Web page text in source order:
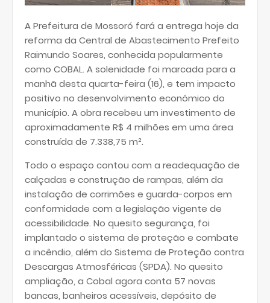
A Prefeitura de Mossoró fará a entrega hoje da
reforma da Central de Abastecimento Prefeito
Raimundo Soares, conhecida popularmente
como COBAL. A solenidade foi marcada para a
manhã desta quarta-feira (16), e tem impacto
positivo no desenvolvimento econômico do
município. A obra recebeu um investimento de
aproximadamente R$ 4 milhões em uma área
construída de 7.338,75 m².
Todo o espaço contou com a readequação de
calçadas e construção de rampas, além da
instalação de corrimões e guarda-corpos em
conformidade com a legislação vigente de
acessibilidade. No quesito segurança, foi
implantado o sistema de proteção e combate
a incêndio, além do Sistema de Proteção contra
Descargas Atmosféricas (SPDA). No quesito
ampliação, a Cobal agora conta 57 novas
bancas, banheiros acessíveis, depósito de